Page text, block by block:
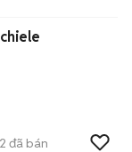
đã bán